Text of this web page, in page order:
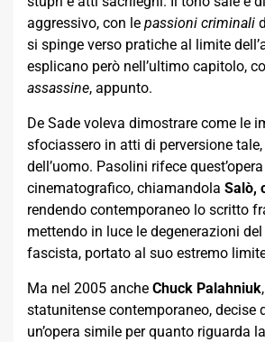
aggressivo, con le passioni criminali
si spinge verso pratiche al limite
esplicano però nell’ultimo capitolo,
assassine, appunto.
De Sade voleva dimostrare come le
sfociassero in atti di perversione
dell’uomo. Pasolini rifece
cinematografico, chiamandola Salò,
rendendo contemporaneo lo scritto
mettendo in luce le degenerazioni
fascista, portato al suo estremo
Ma nel 2005 anche Chuck Palahniuk
statunitense contemporaneo, decise
un’opera simile per quanto riguarda